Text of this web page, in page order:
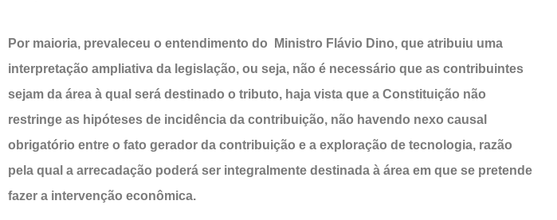
Por maioria, prevaleceu o entendimento do Ministro Flávio Dino, que atribuiu uma
interpretação ampliativa da legislação, ou seja, não é necessário que as contribuintes
sejam da área à qual será destinado o tributo, haja vista que a Constituição não
restringe as hipóteses de incidência da contribuição, não havendo nexo causal
obrigatório entre o fato gerador da contribuição e a exploração de tecnologia, razão
pela qual a arrecadação poderá ser integralmente destinada à área em que se pretende
fazer a intervenção econômica.